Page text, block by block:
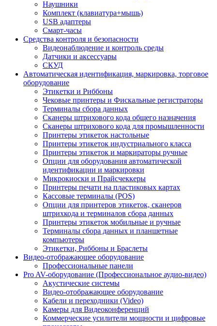
Наушники
Комплект (клавиатура+мышь)
USB адаптеры
Смарт-часы
Средства контроля и безопасности
Видеонаблюдение и контроль среды
Датчики и аксессуары
СКУД
Автоматическая идентификация, маркировка, торговое
оборудование
Этикетки и Риббоны
Чековые принтеры и Фискальные регистраторы
Терминалы сбора данных
Сканеры штрихового кода общего назначения
Сканеры штрихового кода для промышленности
Принтеры этикеток настольные
Принтеры этикеток индустриального класса
Принтеры этикеток и маркираторы ручные
Опции для оборудования автоматической
идентификации и маркировки
Микрокиоски и Прайсчеккеры
Принтеры печати на пластиковых картах
Кассовые терминалы (POS)
Опции для принтеров этикеток, сканеров
штрихкода и терминалов сбора данных
Принтеры этикеток мобильные и ручные
Терминалы сбора данных и планшетные
компьютеры
Этикетки, Риббоны и Браслеты
Видео-отображающее оборудование
Профессиональные панели
Pro AV-оборудование (Профессиональное аудио-видео)
Акустические системы
Видео-отображающее оборудование
Кабели и переходники (Video)
Камеры для Видеоконференций
Коммерческие усилители мощности и цифровые